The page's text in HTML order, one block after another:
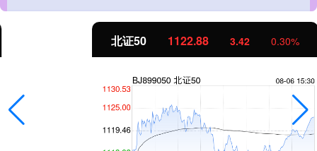
1122.88 3.42 0.30%